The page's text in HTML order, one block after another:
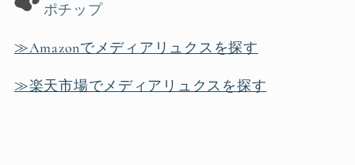
ポチップ
≫Amazonでメディアリュクスを探す
≫楽天市場でメディアリュクスを探す